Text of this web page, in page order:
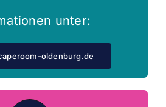
unter:
oldenburg.de